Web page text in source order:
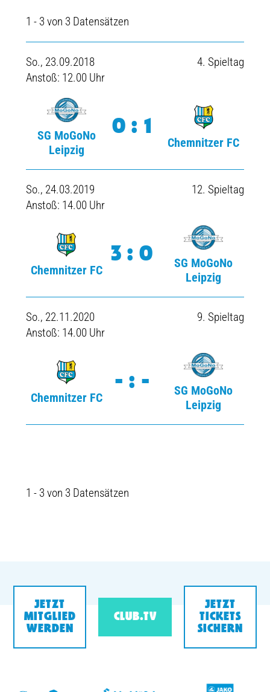
1 - 3 von 3 Datensätzen
So., 23.09.2018
Anstoß: 12.00 Uhr
4. Spieltag
SG MoGoNo
Leipzig
0:1
Chemnitzer FC
So., 24.03.2019
Anstoß: 14.00 Uhr
12. Spieltag
Chemnitzer FC
3:0
SG MoGoNo
Leipzig
So., 22.11.2020
Anstoß: 14.00 Uhr
9. Spieltag
Chemnitzer FC
-:-
SG MoGoNo
Leipzig
1 - 3 von 3 Datensätzen
JETZT
MITGLIED
WERDEN
CLUB.TV
JETZT
TICKETS
SICHERN